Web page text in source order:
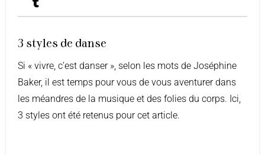
3 styles de danse
Si « vivre, c’est danser », selon les mots de Joséphine
Baker, il est temps pour vous de vous aventurer dans
les méandres de la musique et des folies du corps. Ici,
3 styles ont été retenus pour cet article.